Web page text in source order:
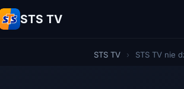
STS TV
STS TV › STS TV nie